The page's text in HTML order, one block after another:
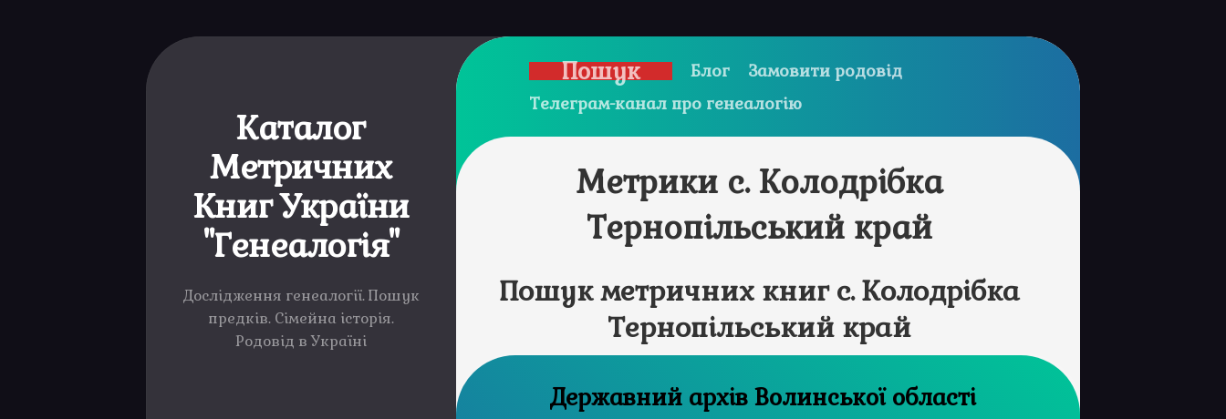
Каталог
Метричних
Книг України
"Генеалогія"
Дослідження генеалогії. Пошук
предків. Сімейна історія.
Родовід в Україні
Пошук Блог
Замовити родовід
Телеграм-канал про генеалогію
Метрики с. Колодрібка
Тернопільський край
Пошук метричних книг с. Колодрібка
Тернопільський край
Державний архів Волинської області